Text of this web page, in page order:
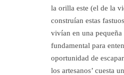
la orilla este (el de la
construían estas
vivían en una
fundamental para
oportunidad de
los artesanos’ cuesta